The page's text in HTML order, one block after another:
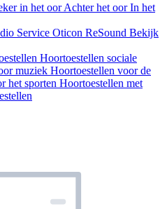
in het oorAchter het oorIn het
Service Oticon ReSound Bekijk
Hoortoestellen sociale
muziek Hoortoestellen voor de
het sporten Hoortoestellen met